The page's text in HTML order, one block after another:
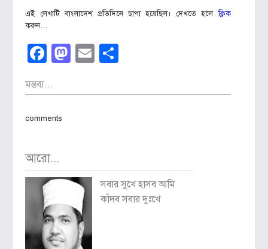
এই লেখাটি বাংলাদেশ প্রতিদিনে ছাপা হয়েছিল। দেখতে হলেক্লিক
করুন…
Facebook
Mastodon
Email
মন্তব্য...
comments
আরো...
সবার সুখে হাসব আমি
কাঁদব সবার দুঃখে